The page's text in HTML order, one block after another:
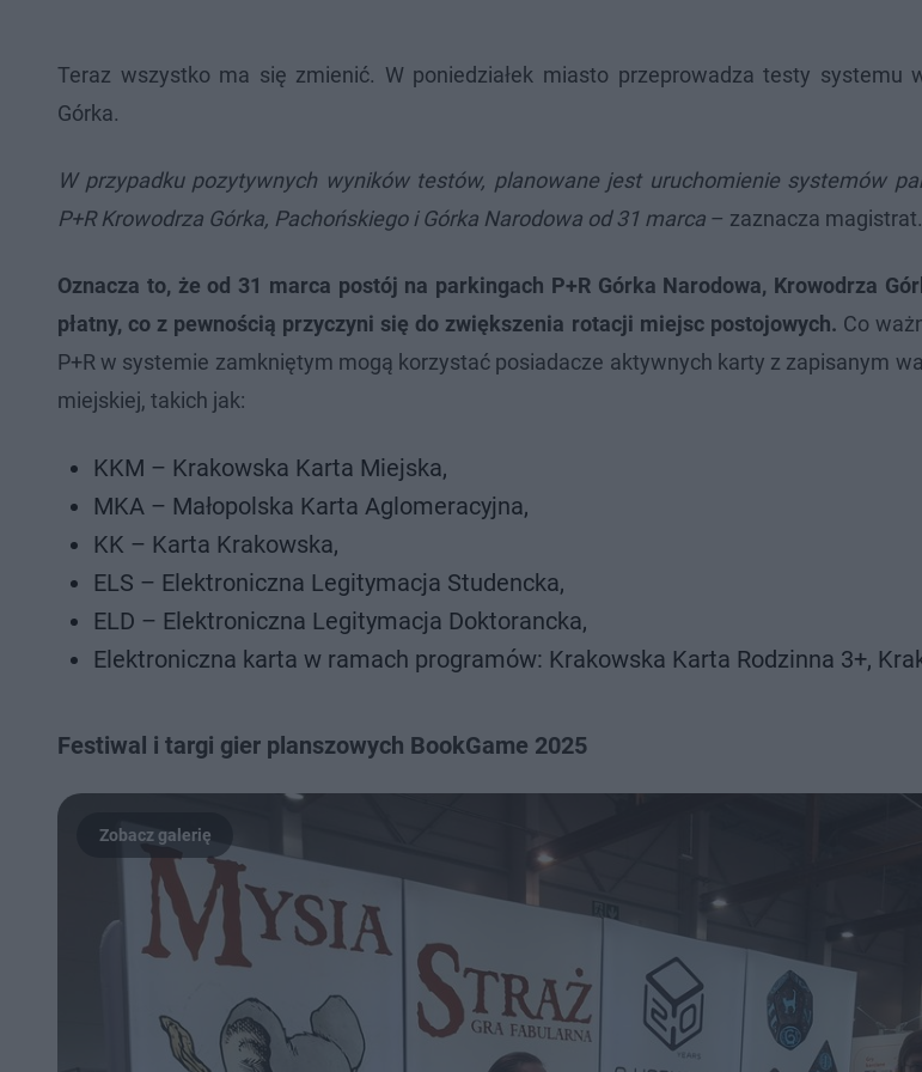
Teraz wszystko ma się zmienić. W poniedziałek miasto przeprowadza testy systemu
Górka.
W przypadku pozytywnych wyników testów, planowane jest uruchomienie systemów
P+R Krowodrza Górka, Pachońskiego i Górka Narodowa od 31 marca – zaznacza magistrat.
Oznacza to, że od 31 marca postój na parkingach P+R Górka Narodowa, Krowodrza
płatny, co z pewnością przyczyni się do zwiększenia rotacji miejsc postojowych. Co
P+R w systemie zamkniętym mogą korzystać posiadacze aktywnych karty z zapisanym
miejskiej, takich jak:
KKM – Krakowska Karta Miejska,
MKA – Małopolska Karta Aglomeracyjna,
KK – Karta Krakowska,
ELS – Elektroniczna Legitymacja Studencka,
ELD – Elektroniczna Legitymacja Doktorancka,
Elektroniczna karta w ramach programów: Krakowska Karta Rodzinna 3+,
Festiwal i targi gier planszowych BookGame 2025